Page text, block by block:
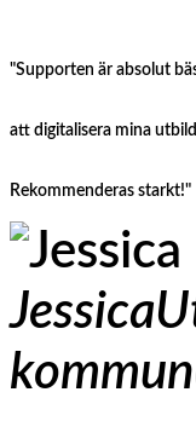
"Supporten är absolut
att digitalisera mina
Rekommenderas starkt!"
Jessica